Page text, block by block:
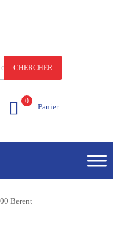
CHERCHER
Panier
0
Berent